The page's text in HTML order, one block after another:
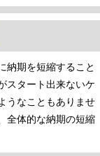
納期を短縮すること
スタート出来ないケ
うなこともありませ
全体的な納期の短縮